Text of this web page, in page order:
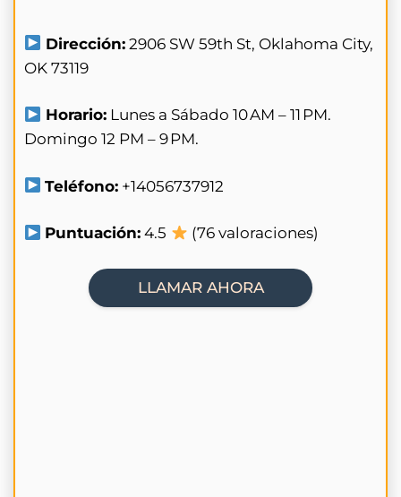
Dirección: 2906 SW 59th St, Oklahoma City,
OK 73119
Horario: Lunes a Sábado 10 AM – 11 PM.
Domingo 12 PM – 9 PM.
Teléfono: +14056737912
Puntuación: 4.5 (76 valoraciones)
LLAMAR AHORA